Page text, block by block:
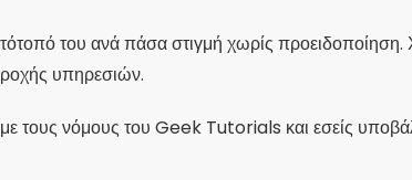
του ανά πάσα στιγμή χωρίς προειδοποίηση.
υπηρεσιών.
τους νόμους του Geek Tutorials και εσείς